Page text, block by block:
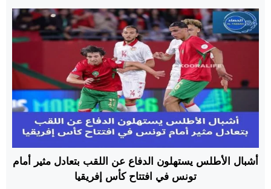
أشبال الأطلس يستهلون الدفاع عن اللقب بتعادل مثير أمام
تونس في افتتاح كأس إفريقيا